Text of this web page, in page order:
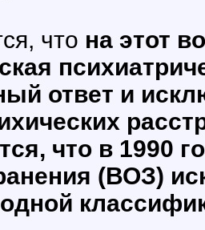
что на этот
ответ и
что в 1990
(ВОЗ)